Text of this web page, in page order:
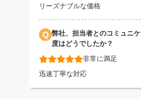
リーズナブルな価格
Q 弊社、担当者とのコミュニ
度はどうでしたか？
非常に満足
迅速丁寧な対応